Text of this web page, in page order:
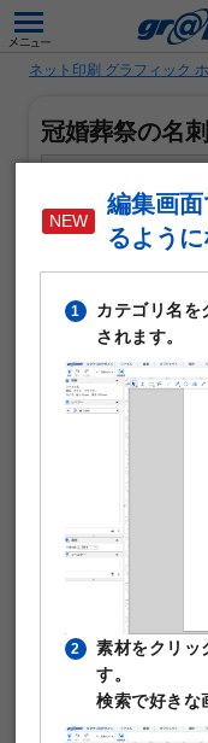
ネット印刷 グラフィック
冠婚葬祭の名
「冠婚葬祭」がテー
ンプレートです。写
が作成できます。テ
注文が可能です。
50枚 ￥480
通常名刺 オンデマンド
名刺の料金や仕
編集画面
るように
1
カテゴリ名を
されます。
2
素材をクリッ
す。
検索で好きな